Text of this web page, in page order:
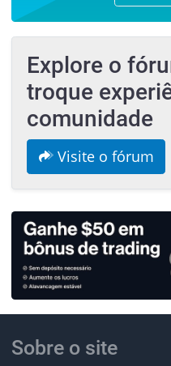
Explore o
troque
comunidade
Visite o fórum
Sobre o site